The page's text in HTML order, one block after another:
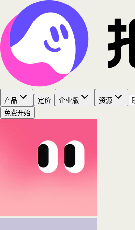
产品 定价 企业版 资源
免费开始